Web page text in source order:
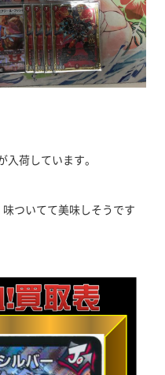
荷しています。
ついてて美味しそうです